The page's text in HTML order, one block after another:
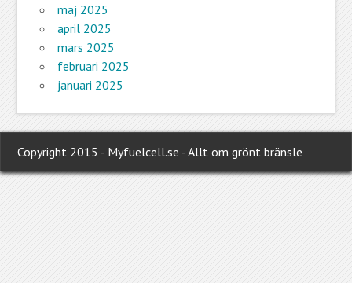
maj 2025
april 2025
mars 2025
februari 2025
januari 2025
Copyright 2015 - Myfuelcell.se - Allt om grönt bränsle